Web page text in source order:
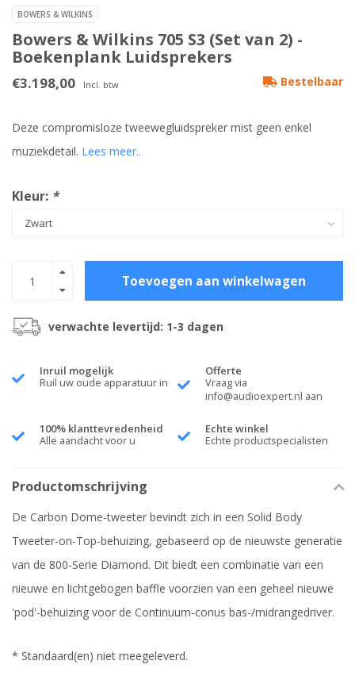
BOWERS & WILKINS
Bowers & Wilkins 705 S3 (Set van 2) -
Boekenplank Luidsprekers
€3.198,00 Incl. btw Bestelbaar
Deze compromisloze tweewegluidspreker mist geen enkel
muziekdetail. Lees meer..
Kleur: *
Toevoegen aan winkelwagen
verwachte levertijd: 1-3 dagen
Inruil mogelijk
Ruil uw oude apparatuur in
Offerte
Vraag via
info@audioexpert.nl aan
100% klanttevredenheid
Alle aandacht voor u
Echte winkel
Echte productspecialisten
Productomschrijving
De Carbon Dome-tweeter bevindt zich in een Solid Body
Tweeter-on-Top-behuizing, gebaseerd op de nieuwste generatie
van de 800-Serie Diamond. Dit biedt een combinatie van een
nieuwe en lichtgebogen baffle voorzien van een geheel nieuwe
'pod'-behuizing voor de Continuum-conus bas-/midrangedriver.
* Standaard(en) niet meegeleverd.